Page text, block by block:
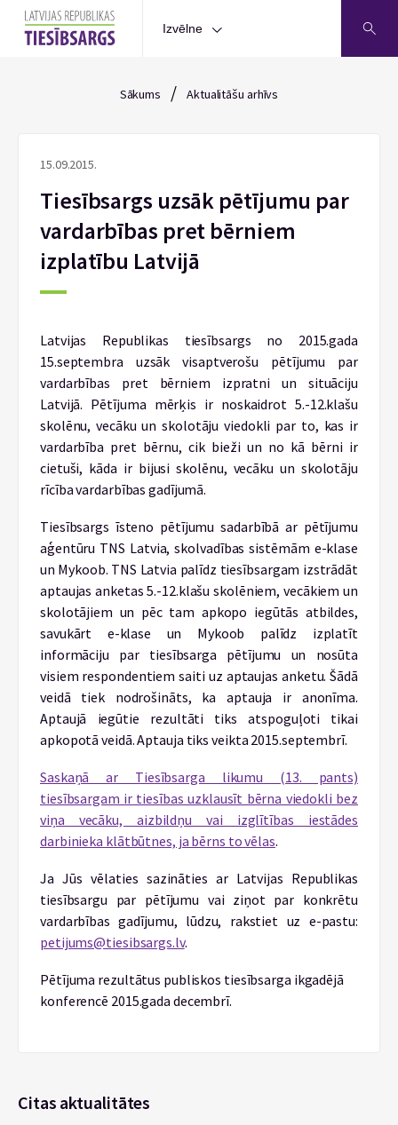
Izvēlne
Sākums / Aktualitāšu arhīvs
15.09.2015.
Tiesībsargs uzsāk pētījumu par
vardarbības pret bērniem
izplatību Latvijā
Latvijas Republikas tiesībsargs no 2015.gada
15.septembra uzsāk visaptverošu pētījumu par
vardarbības pret bērniem izpratni un situāciju
Latvijā. Pētījuma mērķis ir noskaidrot 5.-12.klašu
skolēnu, vecāku un skolotāju viedokli par to, kas ir
vardarbība pret bērnu, cik bieži un no kā bērni ir
cietuši, kāda ir bijusi skolēnu, vecāku un skolotāju
rīcība vardarbības gadījumā.
Tiesībsargs īsteno pētījumu sadarbībā ar pētījumu
aģentūru TNS Latvia, skolvadības sistēmām e-klase
un Mykoob. TNS Latvia palīdz tiesībsargam izstrādāt
aptaujas anketas 5.-12.klašu skolēniem, vecākiem un
skolotājiem un pēc tam apkopo iegūtās atbildes,
savukārt e-klase un Mykoob palīdz izplatīt
informāciju par tiesībsarga pētījumu un nosūta
visiem respondentiem saiti uz aptaujas anketu. Šādā
veidā tiek nodrošināts, ka aptauja ir anonīma.
Aptaujā iegūtie rezultāti tiks atspoguļoti tikai
apkopotā veidā. Aptauja tiks veikta 2015.septembrī.
Saskaņā ar Tiesībsarga likumu (13. pants)
tiesībsargam ir tiesības uzklausīt bērna viedokli bez
viņa vecāku, aizbildņu vai izglītības iestādes
darbinieka klātbūtnes, ja bērns to vēlas.
Ja Jūs vēlaties sazināties ar Latvijas Republikas
tiesībsargu par pētījumu vai ziņot par konkrētu
vardarbības gadījumu, lūdzu, rakstiet uz e-pastu:
petijums@tiesibsargs.lv.
Pētījuma rezultātus publiskos tiesībsarga ikgadējā
konferencē 2015.gada decembrī.
Citas aktualitātes